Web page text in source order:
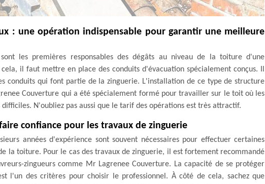
: une opération indispensable pour garantir une meilleure
les premières responsables des dégâts au niveau de la toiture d'une
il faut mettre en place des conduits d'évacuation spécialement conçus. Il
conduits qui font partie de la zinguerie. L'installation de ce type de structure
Couverture qui a été spécialement formé pour travailler sur le toit où les
N'oubliez pas aussi que le tarif des opérations est très attractif.
confiance pour les travaux de zinguerie
années d'expérience sont souvent nécessaires pour effectuer certaines
la toiture. Pour le cas des travaux de zinguerie, il est fortement recommandé
zingueurs comme Mr Lagrenee Couverture. La capacité de se protéger
l'un des critères pour choisir le professionnel. À côté de cela, sachez que